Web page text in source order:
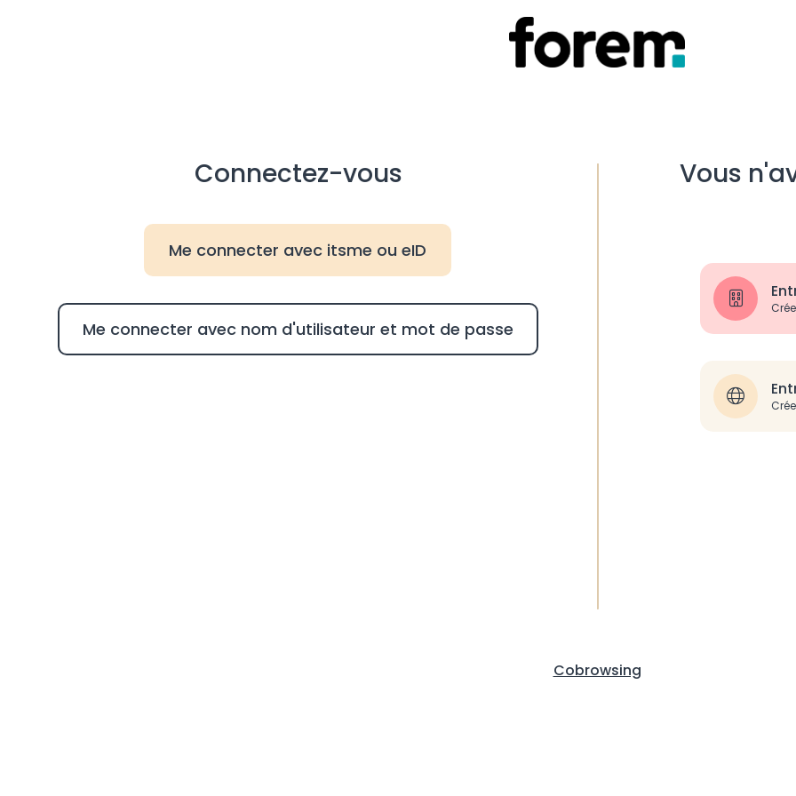
Connectez-vous
Me connecter avec itsme ou eID
Me connecter avec nom d'utilisateur et mot de passe
Vous
Cobrowsing